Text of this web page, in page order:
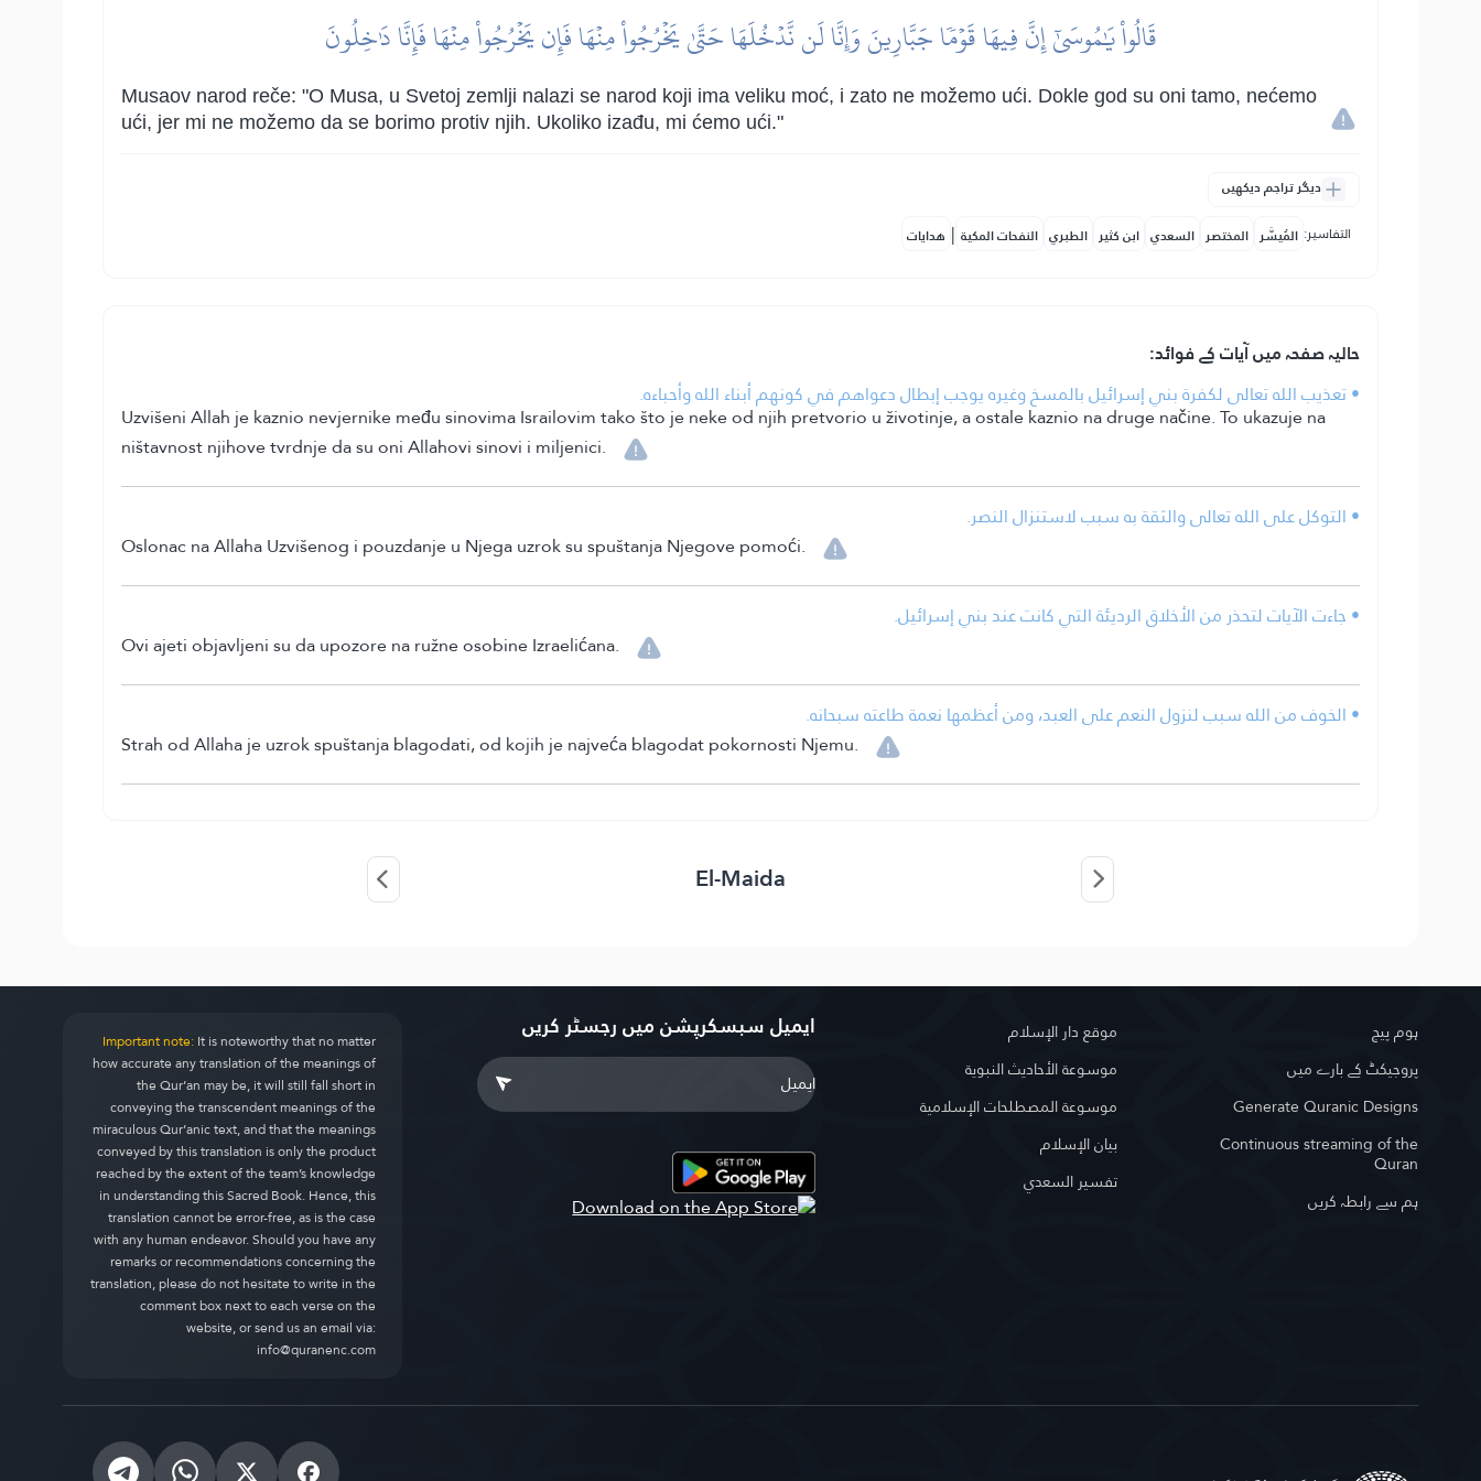
قَالُواْ يَٰمُوسَىٰٓ إِنَّ فِيهَا قَوۡمٗا جَبَّارِينَ وَإِنَّا لَن نَّدۡخُلَهَا حَتَّىٰ يَخۡرُجُواْ مِنۡهَا فَإِن يَخۡرُجُواْ مِنۡهَا فَإِنَّا دَٰخِلُونَ
Musaov narod reče: "O Musa, u Svetoj zemlji nalazi se narod koji ima veliku moć, i zato ne možemo ući. Dokle god su oni tamo, nećemo
ući, jer mi ne možemo da se borimo protiv njih. Ukoliko izađu, mi ćemo ući."
دیگر تراجم دیکھیں
التفاسير: المُيسَّر المختصر السعدي ابن كثير الطبري النفحات المكية | هدايات
حالیہ صفحہ میں آیات کے فوائد:
• تعذيب الله تعالى لكفرة بني إسرائيل بالمسخ وغيره يوجب إبطال دعواهم في كونهم أبناء الله وأحباءه.
Uzvišeni Allah je kaznio nevjernike među sinovima Israilovim tako što je neke od njih pretvorio u životinje, a ostale kaznio na druge načine. To ukazuje na
ništavnost njihove tvrdnje da su oni Allahovi sinovi i miljenici.
• التوكل على الله تعالى والثقة به سبب لاستنزال النصر.
Oslonac na Allaha Uzvišenog i pouzdanje u Njega uzrok su spuštanja Njegove pomoći.
• جاءت الآيات لتحذر من الأخلاق الرديئة التي كانت عند بني إسرائيل.
Ovi ajeti objavljeni su da upozore na ružne osobine Izraelićana.
• الخوف من الله سبب لنزول النعم على العبد، ومن أعظمها نعمة طاعته سبحانه.
Strah od Allaha je uzrok spuštanja blagodati, od kojih je najveća blagodat pokornosti Njemu.
El-Maida
ہوم پیج
پروجیکٹ کے بارے میں
Generate Quranic Designs
Continuous streaming of the
Quran
ہم سے رابطہ کریں
موقع دار الإسلام
موسوعة الأحاديث النبوية
موسوعة المصطلحات الإسلامية
بيان الإسلام
تفسير السعدي
ایمیل سبسکرپشن میں رجسٹر کریں Important note:It is noteworthy that no matter
how accurate any translation of the meanings of
the Qur’an may be, it will still fall short in
conveying the transcendent meanings of the
miraculous Qur’anic text, and that the meanings
conveyed by this translation is only the product
reached by the extent of the team’s knowledge
in understanding this Sacred Book. Hence, this
translation cannot be error-free, as is the case
with any human endeavor. Should you have any
remarks or recommendations concerning the
translation, please do not hesitate to write in the
comment box next to each verse on the
website, or send us an email via:
info@quranenc.com